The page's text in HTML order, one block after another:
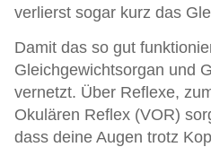
verlierst sogar kurz das
Damit das so gut
Gleichgewichtsorgan und
vernetzt. Über Reflexe,
Okulären Reflex (VOR)
dass deine Augen trotz